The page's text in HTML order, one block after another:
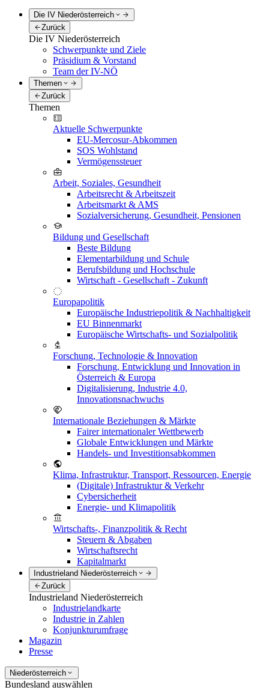
Die IV Niederösterreich
Zurück
Die IV Niederösterreich
Schwerpunkte und Ziele
Präsidium & Vorstand
Team der IV-NÖ
Themen
Zurück
Themen
Aktuelle Schwerpunkte
EU-Mercosur-Abkommen
SOS Wohlstand
Vermögenssteuer
Arbeit, Soziales, Gesundheit
Arbeitsrecht & Arbeitszeit
Arbeitsmarkt & AMS
Sozialversicherung, Gesundheit, Pensionen
Bildung und Gesellschaft
Beste Bildung
Elementarbildung und Schule
Berufsbildung und Hochschule
Wirtschaft - Gesellschaft - Zukunft
Europapolitik
Europäische Industriepolitik & Nachhaltigkeit
EU Binnenmarkt
Europäische Wirtschafts- und Sozialpolitik
Forschung, Technologie & Innovation
Forschung, Entwicklung und Innovation in
Österreich & Europa
Digitalisierung, Industrie 4.0,
Innovationsnachwuchs
Internationale Beziehungen & Märkte
Fairer internationaler Wettbewerb
Globale Entwicklungen und Märkte
Handels- und Investitionsabkommen
Klima, Infrastruktur, Transport, Ressourcen, Energie
(Digitale) Infrastruktur & Verkehr
Cybersicherheit
Energie- und Klimapolitik
Wirtschafts-, Finanzpolitik & Recht
Steuern & Abgaben
Wirtschaftsrecht
Kapitalmarkt
Industrieland Niederösterreich
Zurück
Industrieland Niederösterreich
Industrielandkarte
Industrie in Zahlen
Konjunkturumfrage
Magazin
Presse
Niederösterreich
Bundesland auswählen